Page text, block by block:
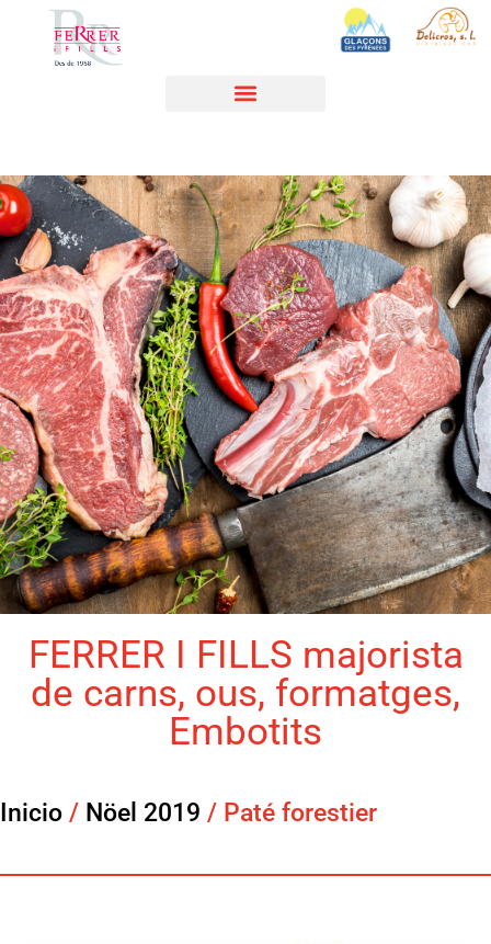
FERRER I FILLS majorista
de carns, ous, formatges,
Embotits
Inicio / Nöel 2019 / Paté forestier